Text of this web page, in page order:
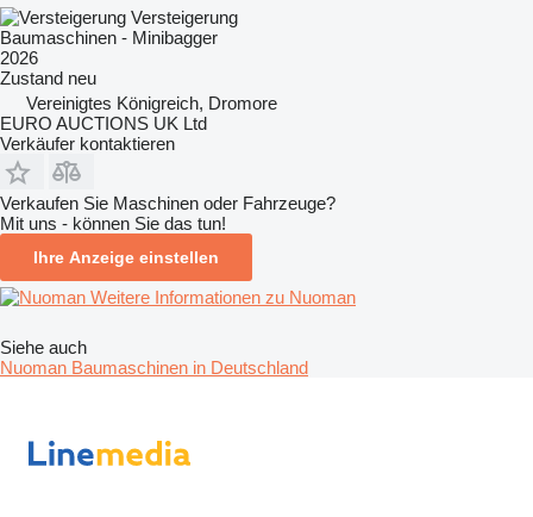
Versteigerung
Baumaschinen - Minibagger
2026
Zustand neu
Vereinigtes Königreich, Dromore
EURO AUCTIONS UK Ltd
Verkäufer kontaktieren
Verkaufen Sie Maschinen oder Fahrzeuge?
Mit uns - können Sie das tun!
Ihre Anzeige einstellen
Weitere Informationen zu Nuoman
Siehe auch
Nuoman Baumaschinen in Deutschland